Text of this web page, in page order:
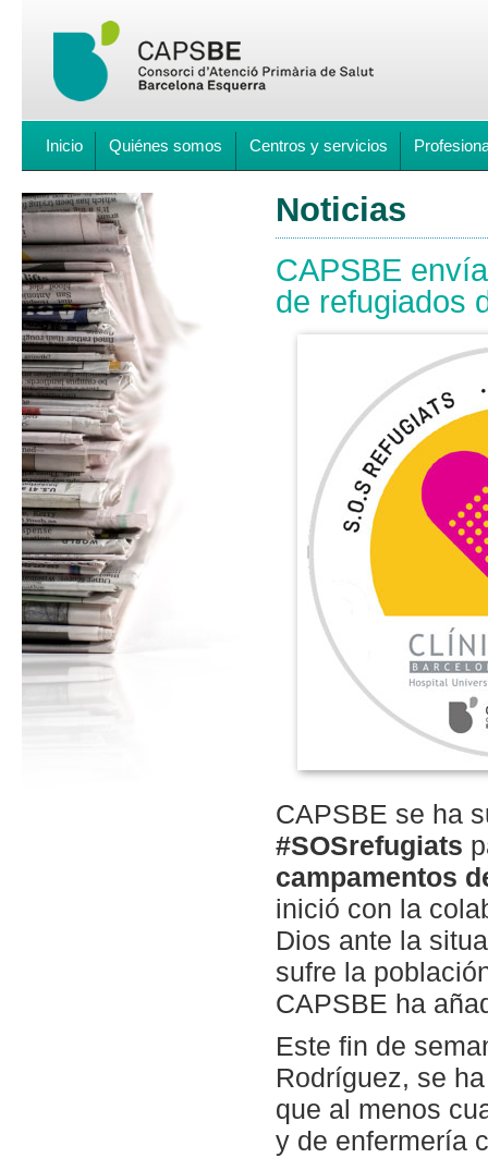
Inicio Quiénes somos Centros y servicios
Noticias
CAPSBE
de refugiados
CAPSBE se ha
#SOSrefugiats
campamentos
inició con la
Dios ante la
sufre la
CAPSBE ha
Este fin de
Rodríguez, se
que al menos
y de enfermería